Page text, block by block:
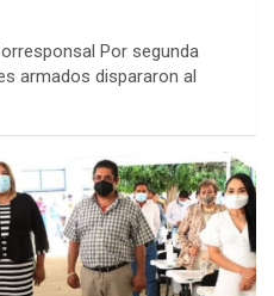
Por segunda
armados dispararon al